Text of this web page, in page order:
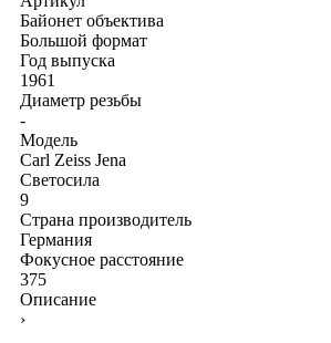
Байонет объектива
Большой формат
Год выпуска
1961
Диаметр резьбы
-
Модель
Carl Zeiss Jena
Светосила
9
Страна производитель
Германия
Фокусное расстояние
375
Описание
›